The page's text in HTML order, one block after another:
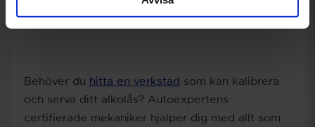
Behöver du hitta en verkstad som kan kalibrera
och serva ditt alkolås? Autoexpertens
certifierade mekaniker hjälper dig med allt som